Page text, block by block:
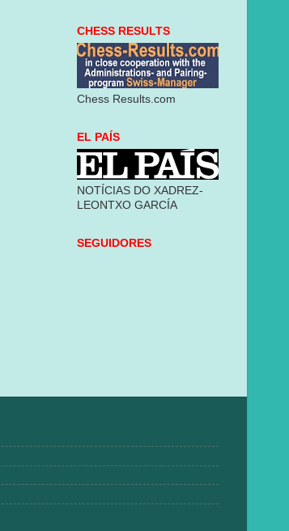
CHESS RESULTS
Chess Results.com
EL PAÍS
NOTÍCIAS DO XADREZ-
LEONTXO GARCÍA
SEGUIDORES